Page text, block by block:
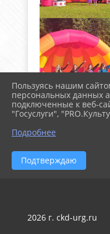
2026 г. ckd-urg.ru
Пользуясь нашим
персональных данных
подключенные к веб-
"Госуслуги",
Подробнее
Подтверждаю